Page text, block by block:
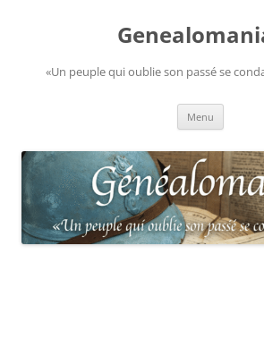
«Un peuple qui oublie son passé se
Menu